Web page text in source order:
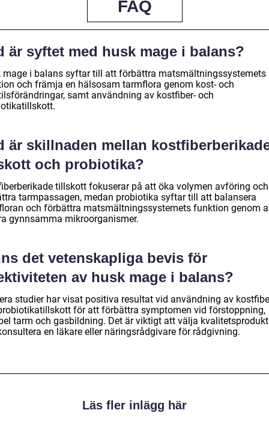
FAQ
är syftet med husk mage i balans?
mage i balans syftar till att förbättra matsmältningssystemets
och främja en hälsosam tarmflora genom kost- och
samt användning av kostfiber- och
är skillnaden mellan
och probiotika?
tillskott fokuserar på att öka volymen avföring och
tarmpassagen, medan probiotika syftar till att balansera
och förbättra matsmältningssystemets funktion genom
gynnsamma mikroorganismer.
det vetenskapliga bevis för
av husk mage i balans?
studier har visat positiva resultat vid användning av
för att förbättra symptomen vid förstoppning,
tarm och gasbildning. Det är viktigt att välja
en läkare eller näringsrådgivare för rådgivning.
Läs fler inlägg här